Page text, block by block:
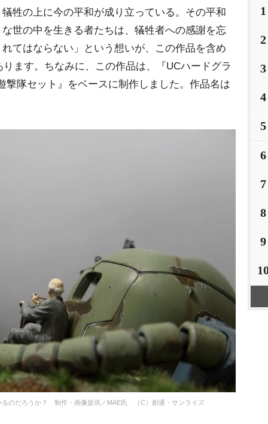
犠牲の上に今の平和が成り立っている。その平和
な世の中を生きる者たちは、犠牲者への感謝を忘
れてはならない」という想いが、この作品を含め
ます。ちなみに、この作品は、『UCハードグラ
撃隊セット』をベースに制作しました。作品名は
るのだろうか？ 制作・画像提供／MAE氏 （C）創通・サンライズ
1
2
3
4
5
6
7
8
9